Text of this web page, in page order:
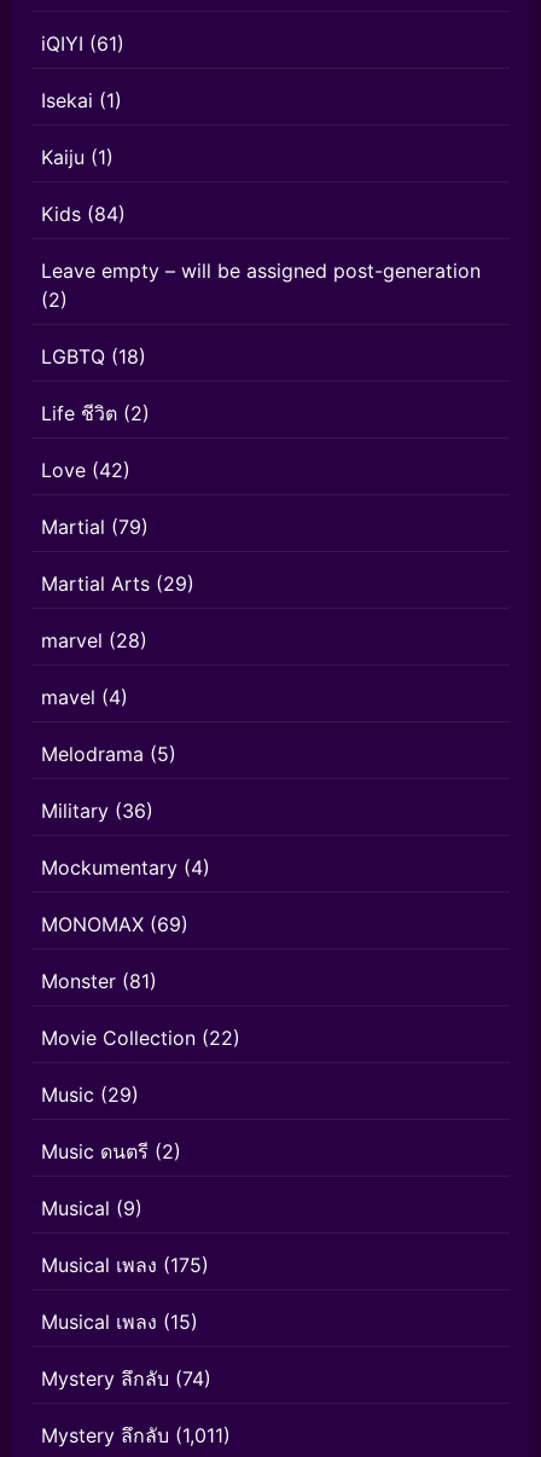
iQIYI (61)
Isekai (1)
Kaiju (1)
Kids (84)
Leave empty – will be assigned post-generation
(2)
LGBTQ (18)
Life ชีวิต (2)
Love (42)
Martial (79)
Martial Arts (29)
marvel (28)
mavel (4)
Melodrama (5)
Military (36)
Mockumentary (4)
MONOMAX (69)
Monster (81)
Movie Collection (22)
Music (29)
Music ดนตรี (2)
Musical (9)
Musical เพลง (175)
Musical เพลง (15)
Mystery ลึกลับ (74)
Mystery ลึกลับ (1,011)